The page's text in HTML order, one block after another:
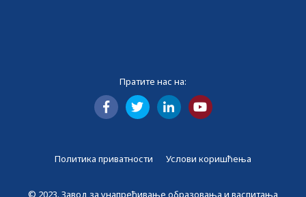
Пратите нас на:
Политика приватности Услови коришћења
© 2023. Завод за унапређивање образовања и васпитања